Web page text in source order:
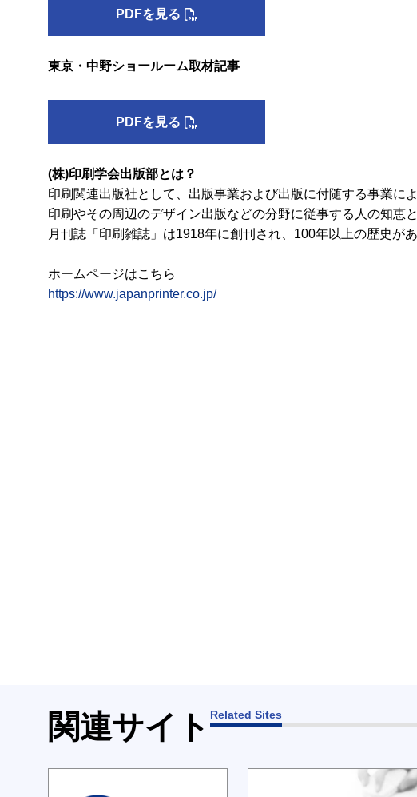
PDFを見る
東京・中野ショールーム取材記事
PDFを見る
(株)印刷学会出版部とは？
印刷関連出版社として、出版事業および出版に付随する事業によ
印刷やその周辺のデザイン出版などの分野に従事する人の知恵
月刊誌「印刷雑誌」は1918年に創刊され、100年以上の歴史が
ホームページはこちら
https://www.japanprinter.co.jp/
関連サイト Related Sites